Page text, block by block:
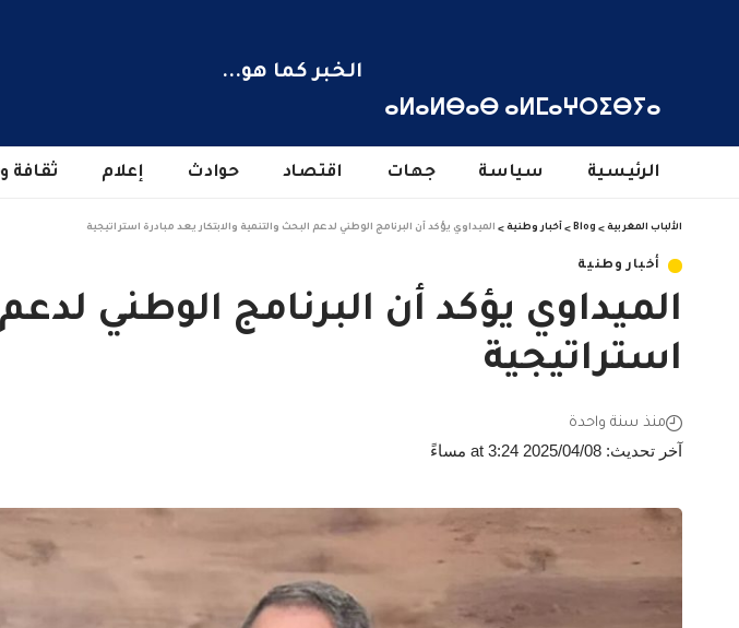
ⴰⵍⴰⵍⴱⴰⴱ ⴰⵍⵎⴰⵖⵔⵉⴱⵢⴰ
الخبر كما هو...
الرئيسية سياسة جهات اقتصاد حوادث إعلام ثقافة
الألباب المغربية >
Blog
> أخبار وطنية > الميداوي يؤكد أن البرنامج الوطني لدعم البحث والتنمية والابتكار يعد مبادرة استراتيجية
أخبار وطنية
الميداوي يؤكد أن البرنامج الوطني
استراتيجية
آخر تحديث: 2025/04/08 at 3:24 مساءً
منذ سنة واحدة